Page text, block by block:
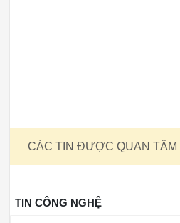
CÁC TIN ĐƯỢC QUAN TÂM
TIN CÔNG NGHỆ